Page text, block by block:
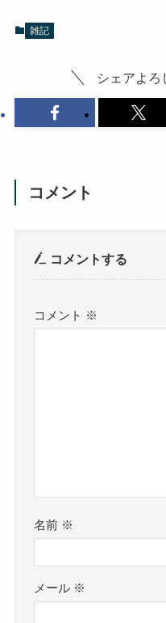
雑記
シェアよろ
コメント
コメントする
コメント ※
名前 ※
メール ※